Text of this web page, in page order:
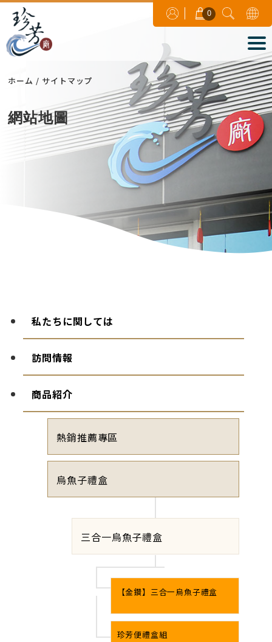
0
ホーム サイトマップ
網站地圖
私たちに関しては
訪問情報
商品紹介
熱銷推薦專區
烏魚子禮盒
三合一烏魚子禮盒
【金鑚】三合一烏魚子禮盒
珍芳便禮盒組